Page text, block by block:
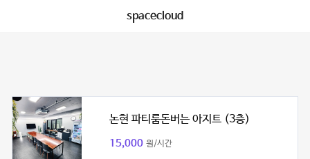
spacecloud
논현 파티룸돈버는 아지트 (3층)
15,000 원/시간